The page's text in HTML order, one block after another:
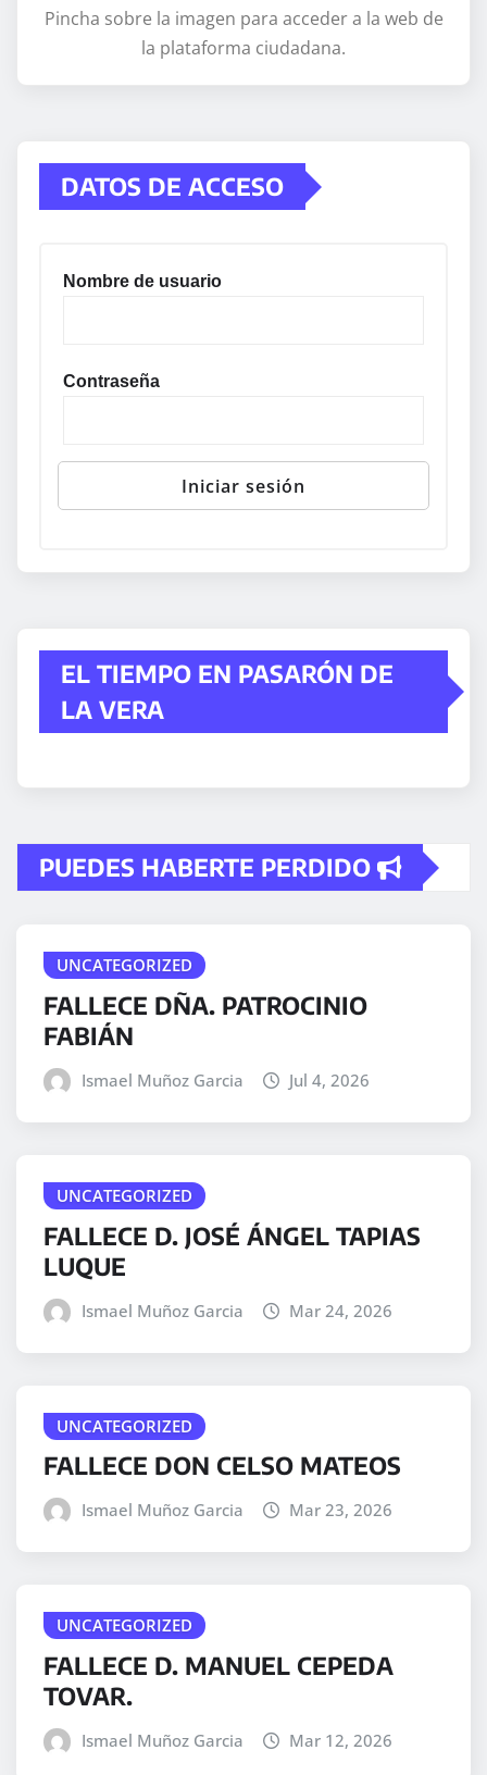
Pincha sobre la imagen para acceder a la web de
la plataforma ciudadana.
DATOS DE ACCESO
Nombre de usuario
Contraseña
EL TIEMPO EN PASARÓN DE
LA VERA
PUEDES HABERTE PERDIDO
UNCATEGORIZED
FALLECE DÑA. PATROCINIO
FABIÁN
Ismael Muñoz Garcia Jul 4, 2026
UNCATEGORIZED
FALLECE D. JOSÉ ÁNGEL TAPIAS
LUQUE
Ismael Muñoz Garcia Mar 24, 2026
UNCATEGORIZED
FALLECE DON CELSO MATEOS
Ismael Muñoz Garcia Mar 23, 2026
UNCATEGORIZED
FALLECE D. MANUEL CEPEDA
TOVAR.
Ismael Muñoz Garcia Mar 12, 2026